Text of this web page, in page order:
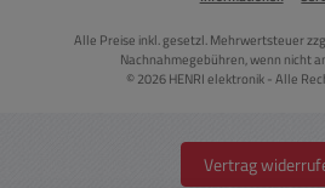
Alle Preise inkl. gesetzl. Mehrwertsteuer
Nachnahmegebühren, wenn nicht
© 2026 HENRI elektronik - Alle
Vertrag